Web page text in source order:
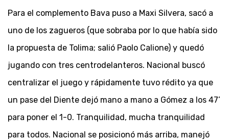
Para el complemento Bava puso a Maxi Silvera, sacó a
uno de los zagueros (que sobraba por lo que había sido
la propuesta de Tolima; salió Paolo Calione) y quedó
jugando con tres centrodelanteros. Nacional buscó
centralizar el juego y rápidamente tuvo rédito ya que
un pase del Diente dejó mano a mano a Gómez a los 47’
para poner el 1-0. Tranquilidad, mucha tranquilidad
para todos. Nacional se posicionó más arriba, manejó